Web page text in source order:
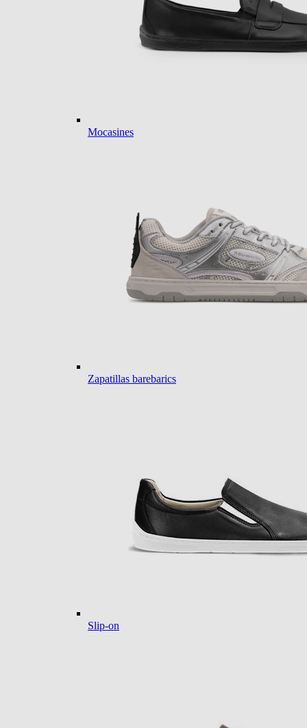
Mocasines
Zapatillas barebarics
Slip-on